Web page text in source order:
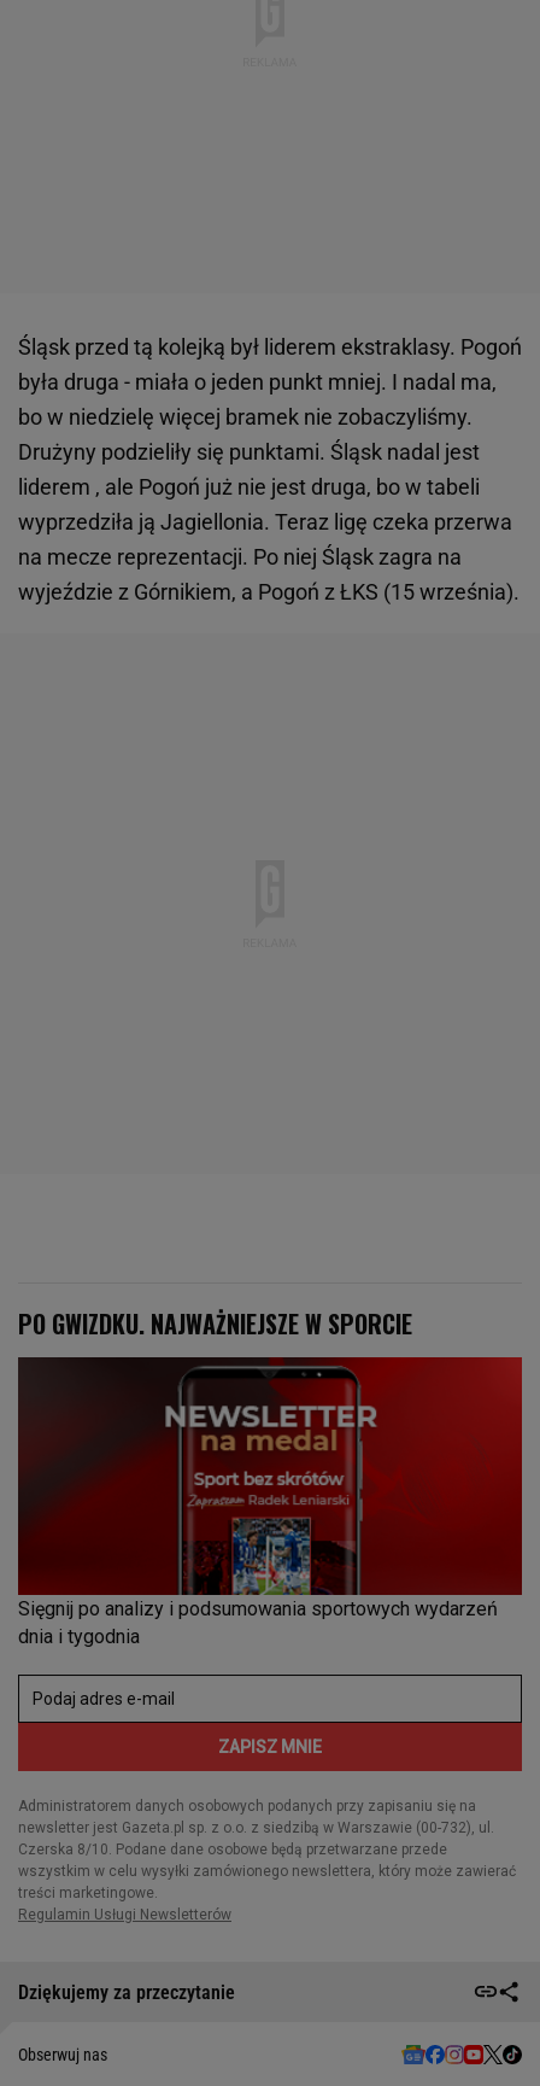
Śląsk przed tą kolejką był liderem ekstraklasy. Pogoń
była druga - miała o jeden punkt mniej. I nadal ma,
bo w niedzielę więcej bramek nie zobaczyliśmy.
Drużyny podzieliły się punktami. Śląsk nadal jest
liderem , ale Pogoń już nie jest druga, bo w tabeli
wyprzedziła ją Jagiellonia. Teraz ligę czeka przerwa
na mecze reprezentacji. Po niej Śląsk zagra na
wyjeździe z Górnikiem, a Pogoń z ŁKS (15 września).
Dziękujemy za przeczytanie
Obserwuj nas